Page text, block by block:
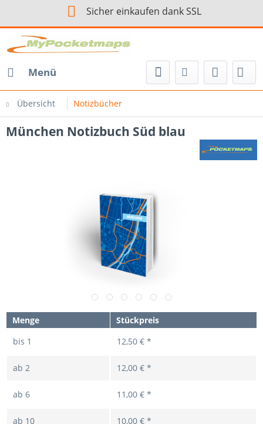
Sicher einkaufen dank SSL
Menü
Übersicht Notizbücher
München Notizbuch Süd blau
Menge
Stückpreis
bis 1 12,50 € *
ab 2 12,00 € *
ab 6 11,00 € *
ab 10 10,00 € *